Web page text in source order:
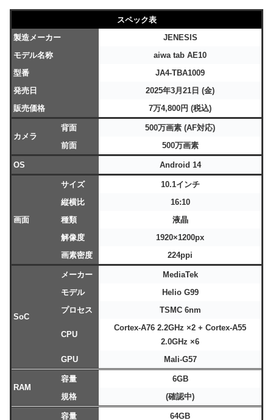
スペック表
製造メーカー
JENESIS
モデル名称
aiwa tab AE10
型番
JA4-TBA1009
発売日
2025年3月21日 (金)
販売価格
7万4,800円 (税込)
カメラ
背面
500万画素 (AF対応)
前面
500万画素
OS Android 14
画面
サイズ
10.1インチ
縦横比
16:10
種類
液晶
解像度
1920×1200px
画素密度
224ppi
SoC
メーカー
MediaTek
モデル
Helio G99
プロセス
TSMC 6nm
CPU
Cortex-A76 2.2GHz ×2 + Cortex-A55
2.0GHz ×6
GPU
Mali-G57
RAM
容量
6GB
規格
(確認中)
容量 64GB